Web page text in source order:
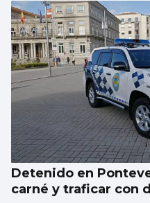
Detenido en
carné y traficar con